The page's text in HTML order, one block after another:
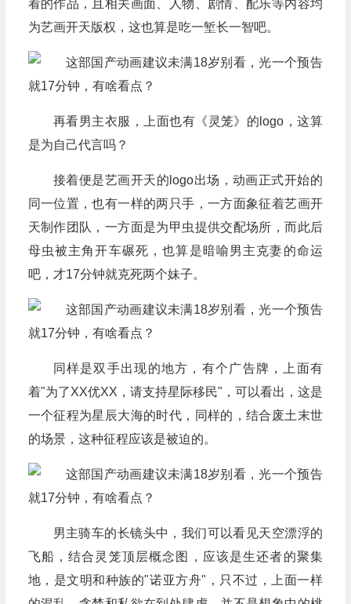
看的作品，且相关画面、人物、剧情、配乐等内容均
为艺画开天版权，这也算是吃一堑长一智吧。
再看男主衣服，上面也有《灵笼》的logo，这算
是为自己代言吗？
接着便是艺画开天的logo出场，动画正式开始的
同一位置，也有一样的两只手，一方面象征着艺画开
天制作团队，一方面是为甲虫提供交配场所，而此后
母虫被主角开车碾死，也算是暗喻男主克妻的命运
吧，才17分钟就克死两个妹子。
同样是双手出现的地方，有个广告牌，上面有
着"为了XX优XX，请支持星际移民"，可以看出，这是
一个征程为星辰大海的时代，同样的，结合废土末世
的场景，这种征程应该是被迫的。
男主骑车的长镜头中，我们可以看见天空漂浮的
飞船，结合灵笼顶层概念图，应该是生还者的聚集
地，是文明和种族的"诺亚方舟"，只不过，上面一样